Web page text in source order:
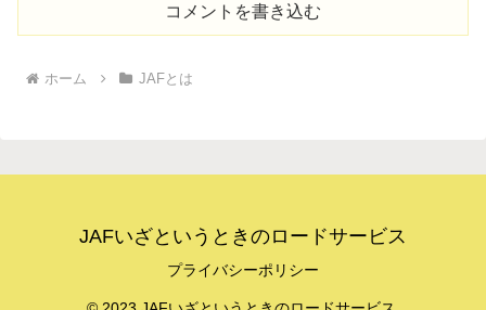
コメントを書き込む
ホーム JAFとは
JAFいざというときのロードサービス
プライバシーポリシー